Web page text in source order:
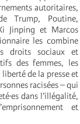
autoritaires,
Trump, Poutine,
Jinping et Marcos
les combine
droits sociaux et
des femmes, les
de la presse et
racisées – qui
dans l’illégalité,
et